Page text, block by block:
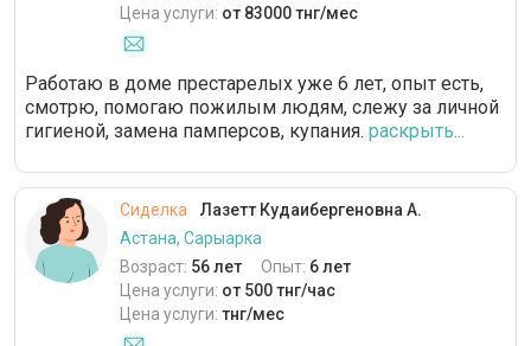
Цена услуги: от 83000 тнг/мес
Работаю в доме престарелых уже 6 лет, опыт есть,
смотрю, помогаю пожилым людям, слежу за личной
гигиеной, замена памперсов, купания. раскрыть...
Сиделка
Лазетт Кудаибергеновна А.
Астана, Сарыарка
Возраст: 56 лет Опыт: 6 лет
Цена услуги: от 500 тнг/час
Цена услуги: тнг/мес